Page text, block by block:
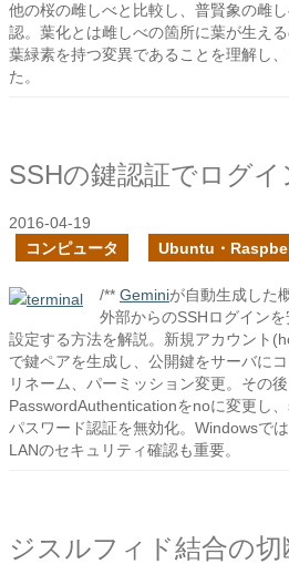
他の桜の雌しべと比較し、普賢象の雌
認。葉化とは雌しべの箇所に葉が生え
葉緑素を持つ変異であることを理解し
た。
SSHの鍵認証でログイ
2016-04-19
コンピュータ
Ubuntu・
/** Geminiが自動生成した
外部からのSSHログイン
設定する方法を解説。新規アカウント
で鍵ペアを生成し、公開鍵をサーバに
リネーム、パーミッション変更。その
PasswordAuthenticationをnoに変更し
パスワード認証を無効化。Windowsで
LANのセキュリティ確認も重要。
ジスルフィド結合の切